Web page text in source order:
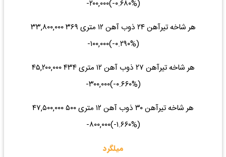
(‎-۰.۶۸۰%‌)‎-۲۰۰,۰۰۰‌
هر شاخه تیرآهن ۲۴ ذوب آهن ۱۲ متری ۳۶۹ ۳۳,۸۰۰,۰۰۰
(‎-۰.۲۹۰%‌)‎-۱۰۰,۰۰۰‌
هر شاخه تیرآهن ۲۷ ذوب آهن ۱۲ متری ۴۳۴ ۴۵,۲۰۰,۰۰۰
(‎-۰.۶۶۰%‌)‎-۳۰۰,۰۰۰‌
هر شاخه تیرآهن ۳۰ ذوب آهن ۱۲ متری ۵۰۰ ۴۷,۵۰۰,۰۰۰
(‎-۱.۶۶۰%‌)‎-۸۰۰,۰۰۰‌
میلگرد